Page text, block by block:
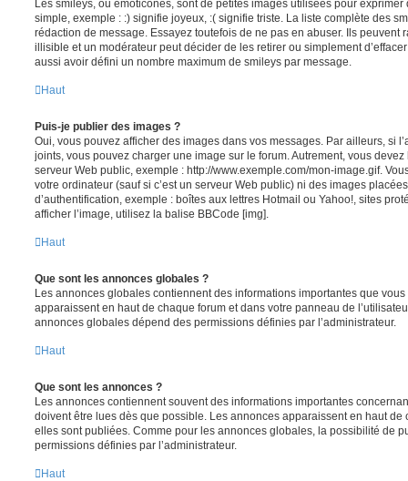
Les smileys, ou émoticônes, sont de petites images utilisées pour
simple, exemple : :) signifie joyeux, :( signifie triste. La liste complète des
rédaction de message. Essayez toutefois de ne pas en abuser. Ils peuvent
illisible et un modérateur peut décider de les retirer ou simplement
aussi avoir défini un nombre maximum de smileys par message.
Haut
Puis-je publier des images ?
Oui, vous pouvez afficher des images dans vos messages. Par ailleurs, si
joints, vous pouvez charger une image sur le forum. Autrement, vous
serveur Web public, exemple : http://www.exemple.com/mon-image.gif.
votre ordinateur (sauf si c’est un serveur Web public) ni des images
d’authentification, exemple : boîtes aux lettres Hotmail ou Yahoo!, sites
afficher l’image, utilisez la balise BBCode [img].
Haut
Que sont les annonces globales ?
Les annonces globales contiennent des informations importantes que
apparaissent en haut de chaque forum et dans votre panneau de
annonces globales dépend des permissions définies par l’administrateur.
Haut
Que sont les annonces ?
Les annonces contiennent souvent des informations importantes
doivent être lues dès que possible. Les annonces apparaissent en haut
elles sont publiées. Comme pour les annonces globales, la possibilité de
permissions définies par l’administrateur.
Haut